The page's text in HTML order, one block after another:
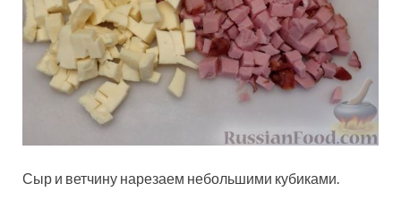
Сыр и ветчину нарезаем небольшими кубиками.